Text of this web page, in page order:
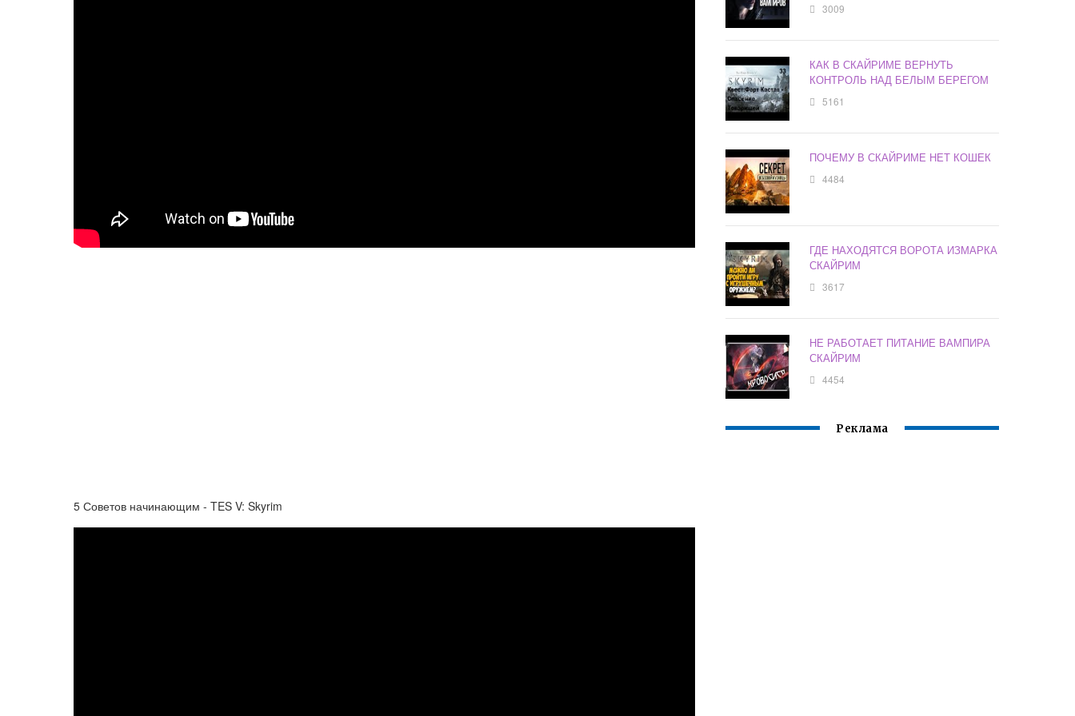
5 Советов начинающим - TES V: Skyrim
3009
КАК В СКАЙРИМЕ ВЕРНУТЬ
КОНТРОЛЬ НАД БЕЛЫМ БЕРЕГОМ
5161
ПОЧЕМУ В СКАЙРИМЕ НЕТ КОШЕК
4484
ГДЕ НАХОДЯТСЯ ВОРОТА ИЗМАРКА
СКАЙРИМ
3617
НЕ РАБОТАЕТ ПИТАНИЕ ВАМПИРА
СКАЙРИМ
4454
Реклама